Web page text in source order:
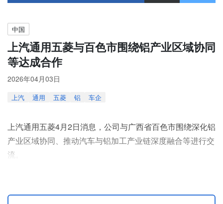
中国
上汽通用五菱与百色市围绕铝产业区域协同
等达成合作
2026年04月03日
上汽 通用 五菱 铝 车企
上汽通用五菱4月2日消息，公司与广西省百色市围绕深化铝
产业区域协同、推动汽车与铝加工产业链深度融合等进行交
流。
域的应用空间。百色市将推动本地铝企业进入上汽通用五菱